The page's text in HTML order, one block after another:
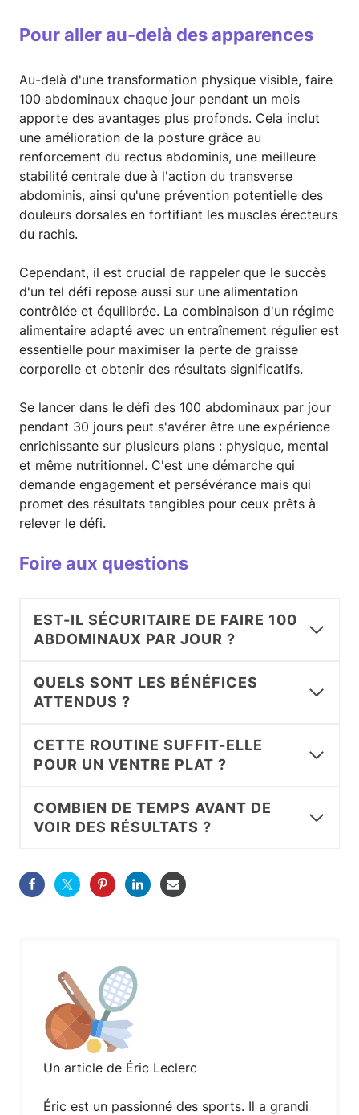
Pour aller au-delà des apparences
Au-delà d'une transformation physique visible, faire
100 abdominaux chaque jour pendant un mois
apporte des avantages plus profonds. Cela inclut
une amélioration de la posture grâce au
renforcement du rectus abdominis, une meilleure
stabilité centrale due à l'action du transverse
abdominis, ainsi qu'une prévention potentielle des
douleurs dorsales en fortifiant les muscles érecteurs
du rachis.
Cependant, il est crucial de rappeler que le succès
d'un tel défi repose aussi sur une alimentation
contrôlée et équilibrée. La combinaison d'un régime
alimentaire adapté avec un entraînement régulier est
essentielle pour maximiser la perte de graisse
corporelle et obtenir des résultats significatifs.
Se lancer dans le défi des 100 abdominaux par jour
pendant 30 jours peut s'avérer être une expérience
enrichissante sur plusieurs plans : physique, mental
et même nutritionnel. C'est une démarche qui
demande engagement et persévérance mais qui
promet des résultats tangibles pour ceux prêts à
relever le défi.
Foire aux questions
EST-IL SÉCURITAIRE DE FAIRE 100
ABDOMINAUX PAR JOUR ?
QUELS SONT LES BÉNÉFICES
ATTENDUS ?
CETTE ROUTINE SUFFIT-ELLE
POUR UN VENTRE PLAT ?
COMBIEN DE TEMPS AVANT DE
VOIR DES RÉSULTATS ?
Un article de Éric Leclerc
Éric est un passionné des sports. Il a grandi